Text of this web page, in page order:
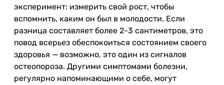
эксперимент: измерить свой рост, чтобы
вспомнить, каким он был в молодости. Если
разница составляет более 2-3 сантиметров, это
повод всерьез обеспокоиться состоянием своего
здоровья — возможно, это один из сигналов
остеопороза. Другими симптомами болезни,
регулярно напоминающими о себе, могут